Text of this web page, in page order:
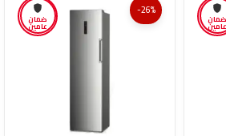
ضمان
عامين
ضمان
عامين
-26%